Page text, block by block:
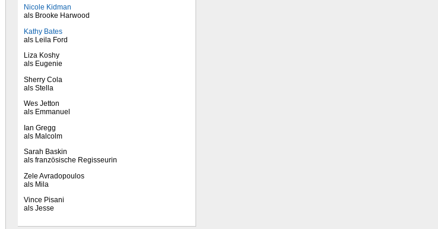
Nicole Kidman
als Brooke Harwood
Kathy Bates
als Leila Ford
Liza Koshy
als Eugenie
Sherry Cola
als Stella
Wes Jetton
als Emmanuel
Ian Gregg
als Malcolm
Sarah Baskin
als französische Regisseurin
Zele Avradopoulos
als Mila
Vince Pisani
als Jesse